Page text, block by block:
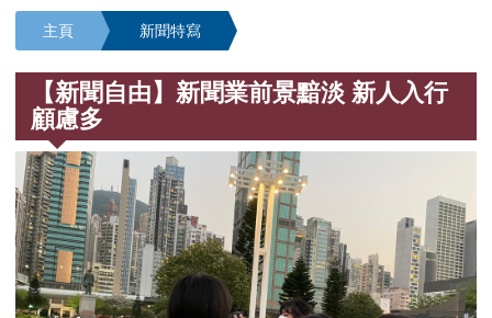
主頁 新聞特寫
【新聞自由】新聞業前景黯淡 新人入行
顧慮多